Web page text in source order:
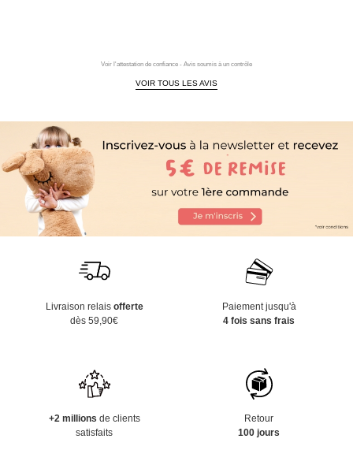
Voir l'attestation de confiance - Avis soumis à un contrôle
VOIR TOUS LES AVIS
Livraison relais offerte
dès 59,90€
Paiement jusqu'à
4 fois sans frais
+2 millions de clients
satisfaits
Retour
100 jours